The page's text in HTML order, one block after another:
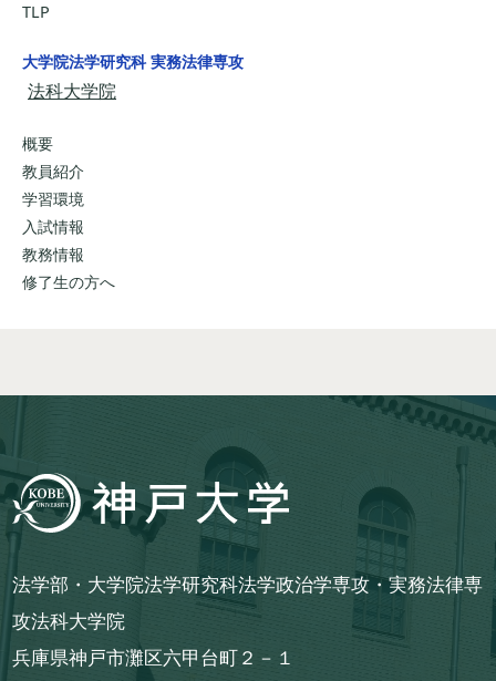
TLP
大学院法学研究科 実務法律専攻
法科大学院
概要
教員紹介
学習環境
入試情報
教務情報
修了生の方へ
法学部・大学院法学研究科法学政治学専攻・実務法律専
攻法科大学院
兵庫県神戸市灘区六甲台町２－１